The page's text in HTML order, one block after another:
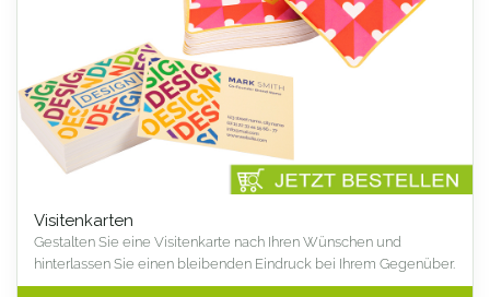
Visitenkarten
Gestalten Sie eine Visitenkarte nach Ihren Wünschen und
hinterlassen Sie einen bleibenden Eindruck bei Ihrem Gegenüber.